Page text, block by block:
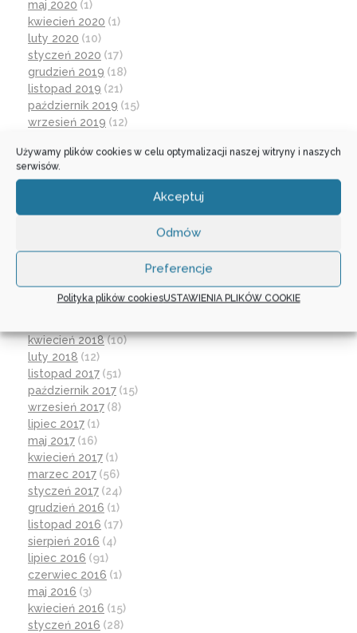
Używamy plików cookies w celu optymalizacji naszej witryny i naszych
serwisów.
Akceptuj
Odmów
Preferencje
Polityka plików cookiesUSTAWIENIA PLIKÓW COOKIE
maj 2020 (1)
kwiecień 2020 (1)
luty 2020 (10)
styczeń 2020 (17)
grudzień 2019 (18)
listopad 2019 (21)
październik 2019 (15)
wrzesień 2019 (12)
maj 2019(1)
kwiecień 2019
październik 2018(17)
lipiec 2018(1)
czerwiec 2018(3)
kwiecień 2018(10)
luty 2018 (12)
listopad 2017 (51)
październik 2017 (15)
wrzesień 2017 (8)
lipiec 2017 (1)
maj 2017 (16)
kwiecień 2017 (1)
marzec 2017 (56)
styczeń 2017 (24)
grudzień 2016 (1)
listopad 2016 (17)
sierpień 2016 (4)
lipiec 2016 (91)
czerwiec 2016 (1)
maj 2016 (3)
kwiecień 2016 (15)
styczeń 2016 (28)